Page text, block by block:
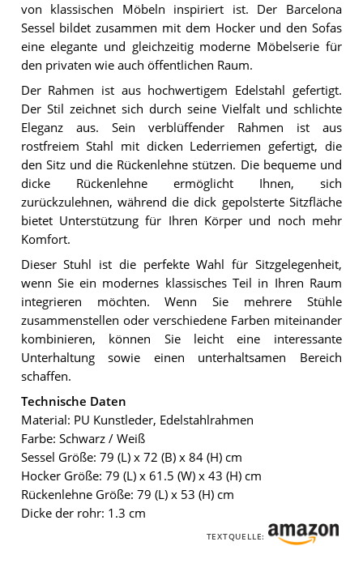
von klassischen Möbeln inspiriert ist. Der Barcelona
Sessel bildet zusammen mit dem Hocker und den Sofas
eine elegante und gleichzeitig moderne Möbelserie für
den privaten wie auch öffentlichen Raum.
Der Rahmen ist aus hochwertigem Edelstahl gefertigt.
Der Stil zeichnet sich durch seine Vielfalt und schlichte
Eleganz aus. Sein verblüffender Rahmen ist aus
rostfreiem Stahl mit dicken Lederriemen gefertigt, die
den Sitz und die Rückenlehne stützen. Die bequeme und
dicke Rückenlehne ermöglicht Ihnen, sich
zurückzulehnen, während die dick gepolsterte Sitzfläche
bietet Unterstützung für Ihren Körper und noch mehr
Komfort.
Dieser Stuhl ist die perfekte Wahl für Sitzgelegenheit,
wenn Sie ein modernes klassisches Teil in Ihren Raum
integrieren möchten. Wenn Sie mehrere Stühle
zusammenstellen oder verschiedene Farben miteinander
kombinieren, können Sie leicht eine interessante
Unterhaltung sowie einen unterhaltsamen Bereich
schaffen.
Technische Daten
Material: PU Kunstleder, Edelstahlrahmen
Farbe: Schwarz / Weiß
Sessel Größe: 79 (L) x 72 (B) x 84 (H) cm
Hocker Größe: 79 (L) x 61.5 (W) x 43 (H) cm
Rückenlehne Größe: 79 (L) x 53 (H) cm
Dicke der rohr: 1.3 cm
TEXTQUELLE: